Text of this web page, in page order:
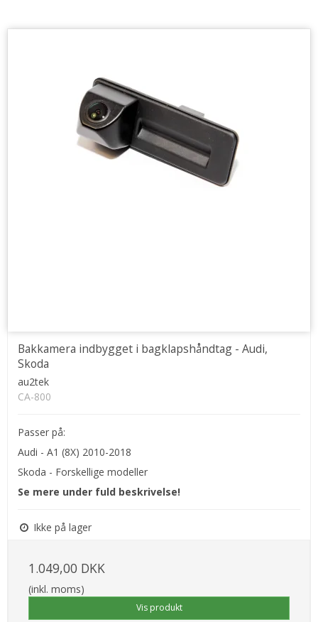
Bakkamera indbygget i bagklapshåndtag - Audi,
Skoda
au2tek
CA-800
Passer på:
Audi - A1 (8X) 2010-2018
Skoda - Forskellige modeller
Se mere under fuld beskrivelse!
Ikke på lager
1.049,00 DKK
(inkl. moms)
Vis produkt